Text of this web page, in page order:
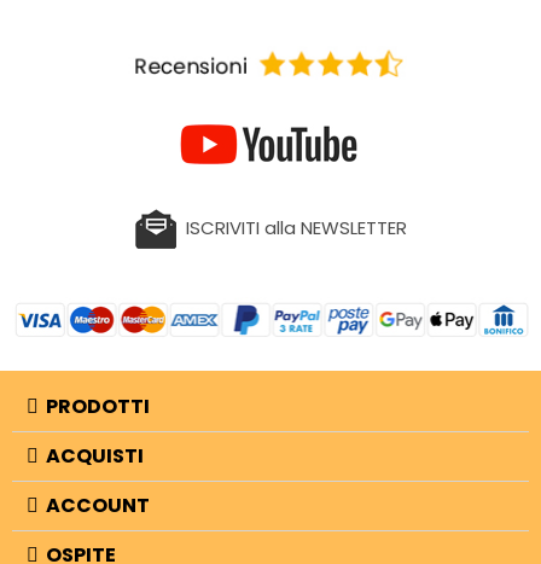
ISCRIVITI alla NEWSLETTER
PRODOTTI
ACQUISTI
ACCOUNT
OSPITE